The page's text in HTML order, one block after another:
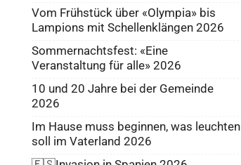
Vom Frühstück über «Olympia» bis
Lampions mit Schellenklängen 2026
Sommernachtsfest: «Eine
Veranstaltung für alle» 2026
10 und 20 Jahre bei der Gemeinde
2026
Im Hause muss beginnen, was leuchten
soll im Vaterland 2026